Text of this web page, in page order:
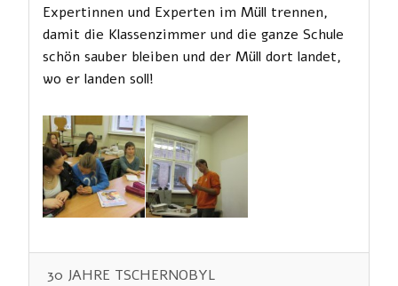
Expertinnen und Experten im Müll trennen,
damit die Klassenzimmer und die ganze Schule
schön sauber bleiben und der Müll dort landet,
wo er landen soll!
30 JAHRE TSCHERNOBYL